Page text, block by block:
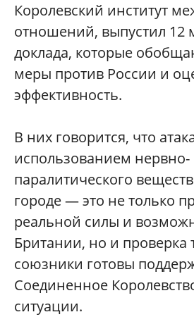
Королевский институт
отношений, выпустил 12
доклада, которые
меры против России и
эффективность.
В них говорится, что
использованием нервно-
паралитического
городе — это не только
реальной силы и
Британии, но и проверка
союзники готовы
Соединенное
ситуации.